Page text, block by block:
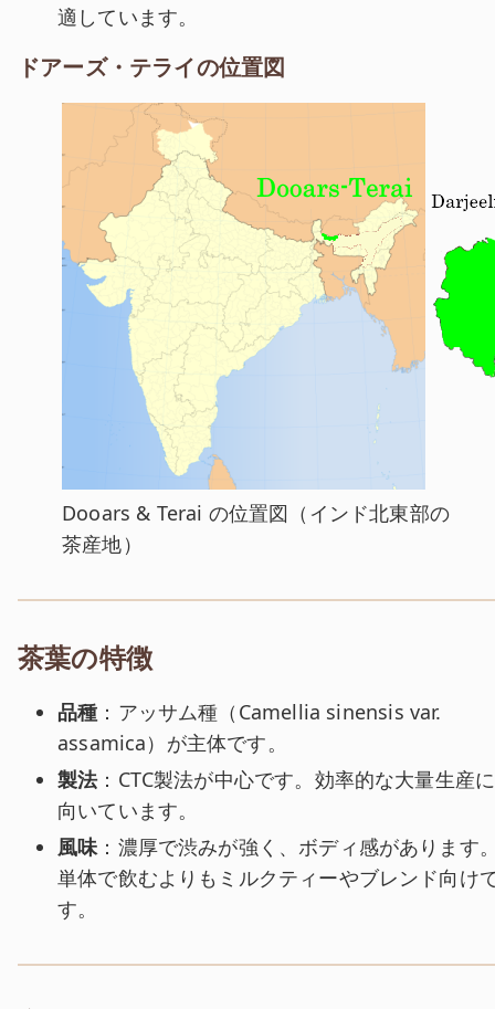
適しています。
ドアーズ・テライの位置図
ドアーズとテライはインド北東部に位置し、ヒマ
Dooars & Terai の位置図（インド北東部の
茶産地）
茶葉の特徴
品種 ：アッサム種（Camellia sinensis var.
assamica）が主体です。
製法：CTC製法が中心です。効率的な大量生産に
向いています。
風味：濃厚で渋みが強く、ボディ感があります
単体で飲むよりもミルクティーやブレンド向け
す。